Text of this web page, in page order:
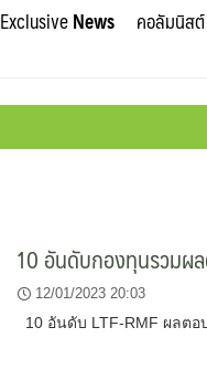
ExclusiveNews คอลัมนิสต์
10 อันดับกองทุนรวม
12/01/2023 20:03
10 อันดับ LTF-RMF ผลต